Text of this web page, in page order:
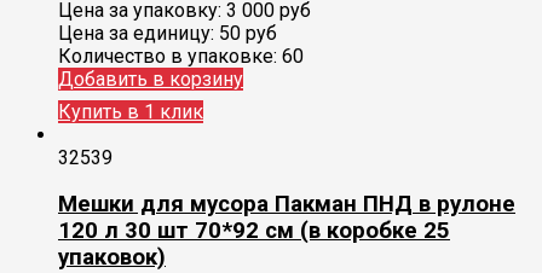
Цена за упаковку: 3 000 руб
Цена за единицу: 50 руб
Количество в упаковке: 60
Добавить в корзину
Купить в 1 клик
32539
Мешки для мусора Пакман ПНД в рулоне
120 л 30 шт 70*92 см (в коробке 25
упаковок)